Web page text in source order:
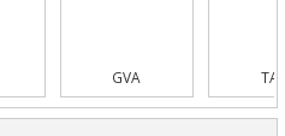
GVA